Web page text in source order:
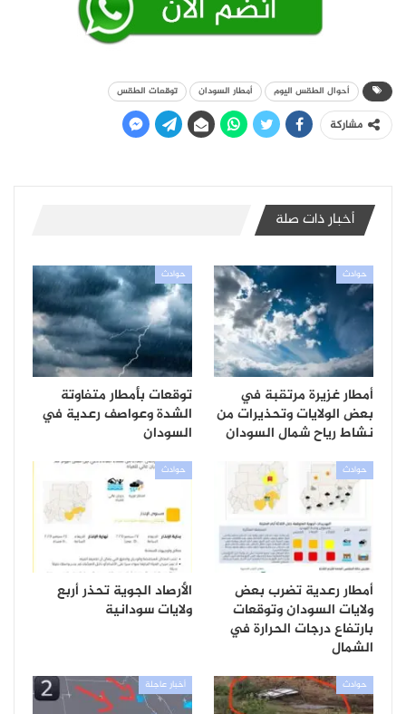
أحوال الطقس اليوم أمطار السودان توقعات الطقس
مشاركة
أخبار ذات صلة
حوادث
أمطار غزيرة مرتقبة في
بعض الولايات وتحذيرات من
نشاط رياح شمال السودان
حوادث
توقعات بأمطار متفاوتة
الشدة وعواصف رعدية في
السودان
حوادث
أمطار رعدية تضرب بعض
ولايات السودان وتوقعات
بارتفاع درجات الحرارة في
الشمال
حوادث
الأرصاد الجوية تحذر أربع
ولايات سودانية
حوادث أخبار عاجلة